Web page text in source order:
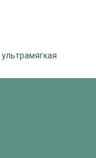
ультрамягкая